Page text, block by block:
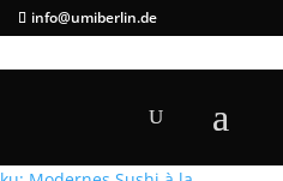
info@umiberlin.de